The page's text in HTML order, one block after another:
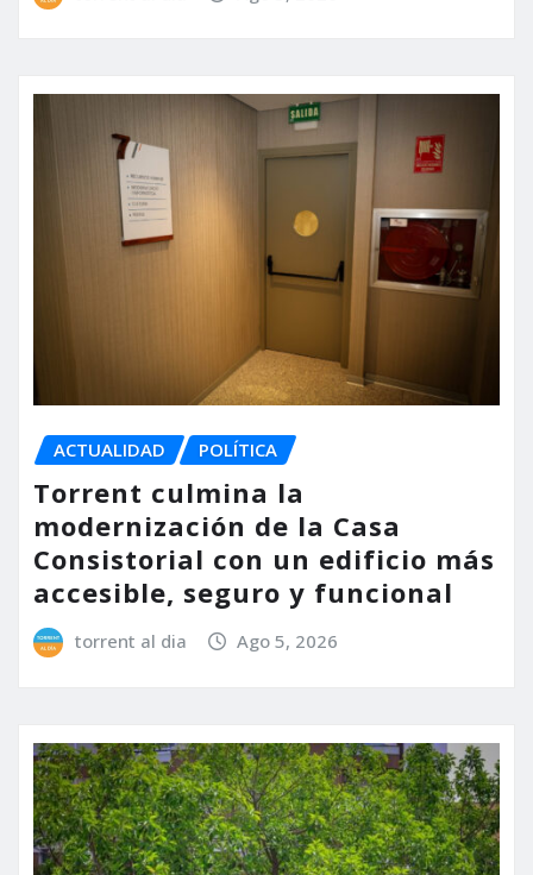
ACTUALIDAD POLÍTICA
Torrent culmina la
modernización de la Casa
Consistorial con un edificio más
accesible, seguro y funcional
torrent al dia Ago 5, 2026